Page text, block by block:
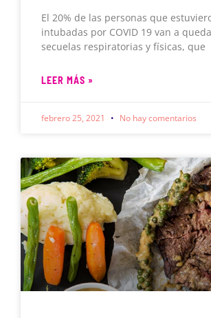
El 20% de las personas que
intubadas por COVID 19 van a
secuelas respiratorias y físicas, que
LEER MÁS »
febrero 25, 2021 No hay comentarios